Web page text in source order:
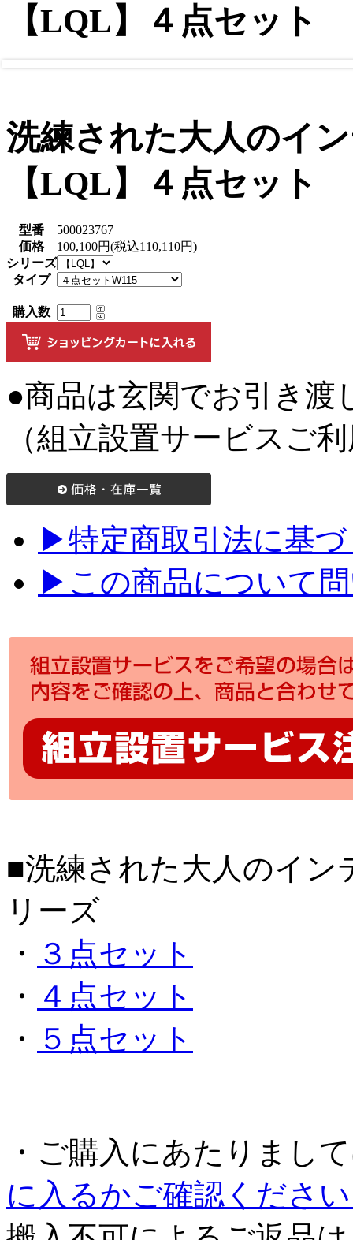
【LQL】４点セット
洗練された大人のイ
【LQL】４点セット
型番
500023767
価格
100,100円(税込110,110円)
シリーズ
タイプ
購入数
●商品は玄関でお引き渡
（組立設置サービスご
▶特定商取引法に基
▶この商品について
■洗練された大人のイン
リーズ
・ ３点セット
・ ４点セット
・ ５点セット
・ご購入にあたりまし
に入るかご確認くださ